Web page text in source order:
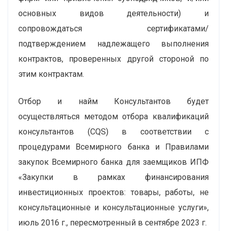
основных видов деятельности) и
сопровождаться сертификатами/
подтверждением надлежащего выполнения
контрактов, проверенных другой стороной по
этим контрактам.
Отбор и найм Консультантов будет
осуществляться методом отбора квалификаций
консультантов (CQS) в соответствии с
процедурами Всемирного банка и Правилами
закупок Всемирного банка для заемщиков ИПФ
«Закупки в рамках финансирования
инвестиционных проектов: товары, работы, не
консультационные и консультационные услуги»,
июль 2016 г., пересмотренный в сентябре 2023 г.